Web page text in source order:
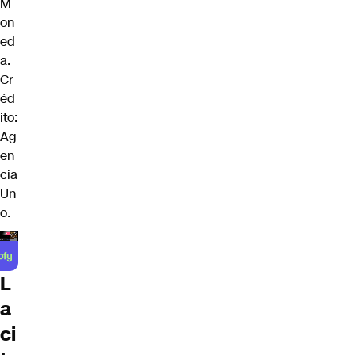
M
on
ed
a.
Cr
éd
ito:
Ag
en
cia
Un
o.
L
a
ci